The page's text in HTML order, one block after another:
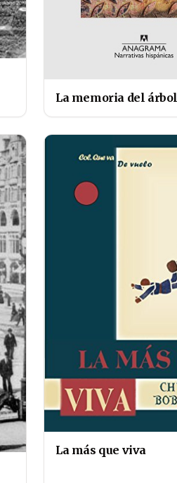
La memoria del árbol
La más que viva